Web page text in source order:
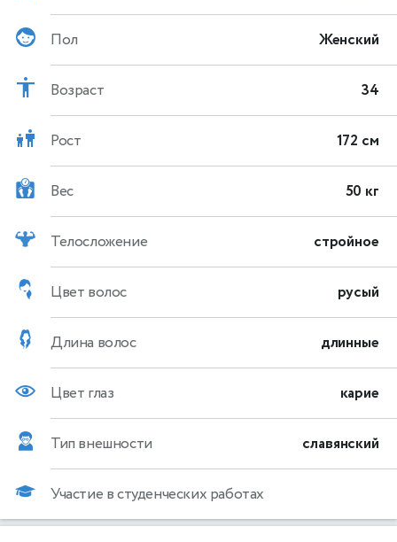
Пол Женский
Возраст 34
Рост 172 см
Вес 50 кг
Телосложение стройное
Цвет волос русый
Длина волос длинные
Цвет глаз карие
Тип внешности славянский
Участие в студенческих работах